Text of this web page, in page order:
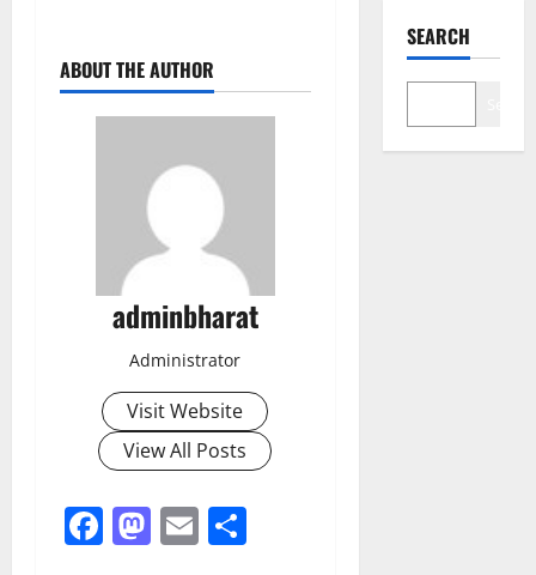
ABOUT THE AUTHOR
adminbharat
Administrator
Visit Website
View All Posts
Facebook
Mastodon
Email
SEARCH